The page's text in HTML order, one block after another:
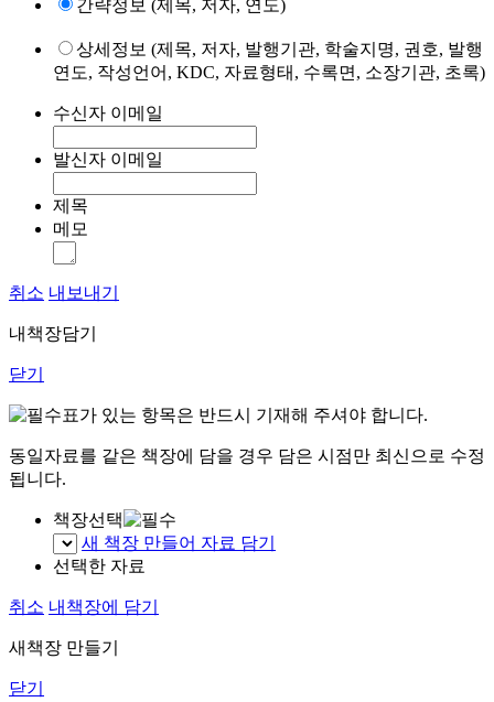
간략정보 (제목, 저자, 연도)
상세정보 (제목, 저자, 발행기관, 학술지명, 권호, 발행
연도, 작성언어, KDC, 자료형태, 수록면, 소장기관, 초록)
수신자 이메일
발신자 이메일
제목
메모
취소 내보내기
내책장담기
닫기
표가 있는 항목은 반드시 기재해 주셔야 합니다.
동일자료를 같은 책장에 담을 경우 담은 시점만 최신으로 수정
됩니다.
책장선택
새 책장 만들어 자료 담기
선택한 자료
취소 내책장에 담기
새책장 만들기
닫기